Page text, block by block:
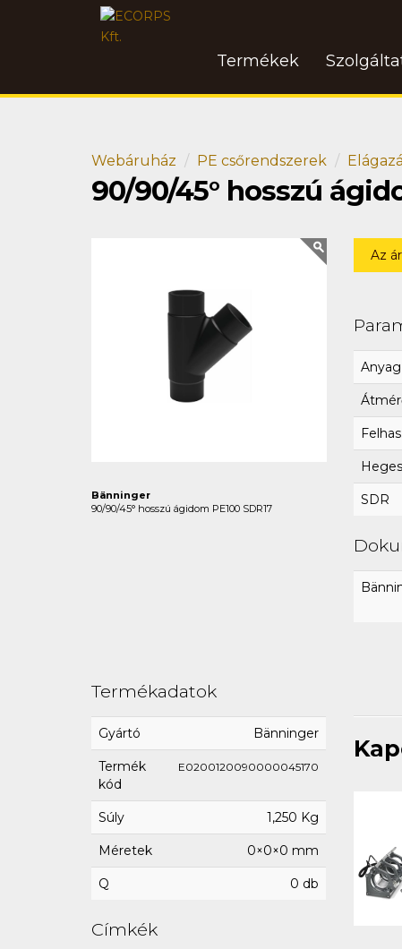
Termékek
Webáruház PE csőrendszerek
90/90/45° hosszú
Bänninger
90/90/45° hosszú ágidom PE100 SDR17
Az
Anyag
SDR
Termékadatok
Gyártó Bänninger
Termék
kód
E0200120090000045170
Súly 1,250 Kg
Méretek 0×0×0 mm
Q 0 db
Címkék